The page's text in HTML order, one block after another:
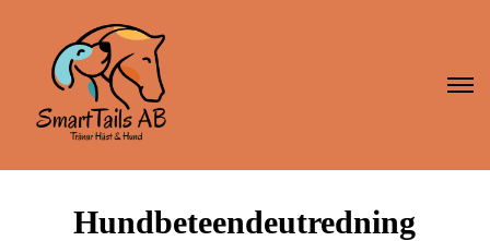
Hundbeteendeutredning